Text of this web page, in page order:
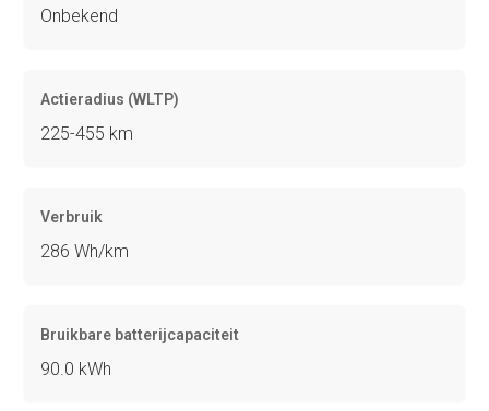
Onbekend
Actieradius (WLTP)
225-455 km
Verbruik
286 Wh/km
Bruikbare batterijcapaciteit
90.0 kWh